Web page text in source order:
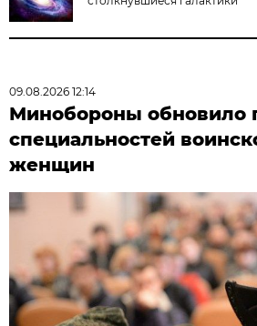
09.08.2026 12:14
Минобороны обновило
специальностей
женщин